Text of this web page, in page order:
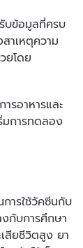
บข้อมูลที่ครบ
าเหตุความ
ยโดย
รอาหารและ
มการทดลอง
ารใช้วัคซีนกับ
งกับการศึกษา
สียชีวิตสูง ยา